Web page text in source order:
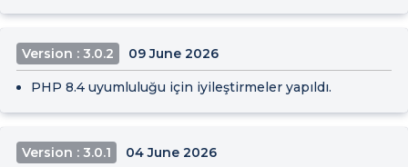
Version : 3.0.2 09 June 2026
PHP 8.4 uyumluluğu için iyileştirmeler yapıldı.
Version : 3.0.1 04 June 2026